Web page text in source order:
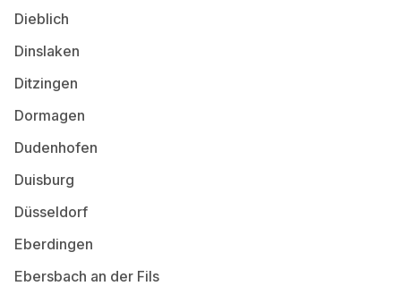
Dieblich
Dinslaken
Ditzingen
Dormagen
Dudenhofen
Duisburg
Düsseldorf
Eberdingen
Ebersbach an der Fils